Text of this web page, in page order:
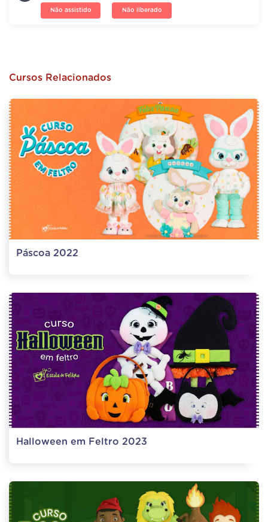
Não assistido Não liberado
Cursos Relacionados
Páscoa 2022
Halloween em Feltro 2023